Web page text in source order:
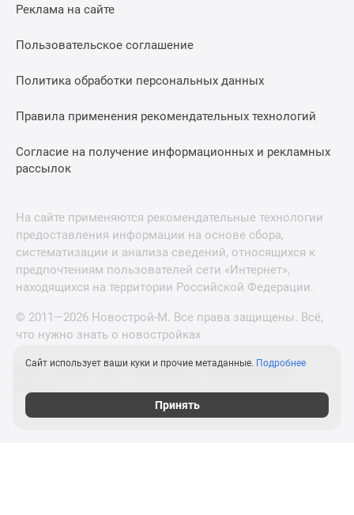
Реклама на сайте
Пользовательское соглашение
Политика обработки персональных данных
Правила применения рекомендательных технологий
Согласие на получение информационных и рекламных
рассылок
На сайте применяются рекомендательные технологии
предоставления информации на основе сбора,
систематизации и анализа сведений, относящихся к
предпочтениям пользователей сети «Интернет»,
находящихся на территории Российской Федерации.
© 2011—2026 Новострой-М. Все права защищены. Всё,
что нужно знать о новостройках
Новостройки Санкт-Петербурга и Ленинградской
Сайт использует ваши куки и прочие метаданные. Подробнее
Принять